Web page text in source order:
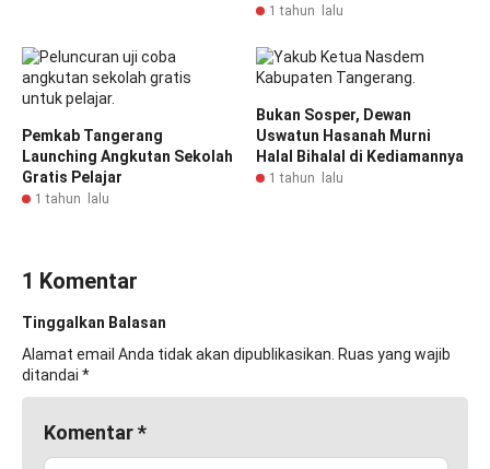
1 tahun lalu
Pemkab Tangerang
Launching Angkutan Sekolah
Gratis Pelajar
1 tahun lalu
Bukan Sosper, Dewan
Uswatun Hasanah Murni
Halal Bihalal di Kediamannya
1 tahun lalu
1 Komentar
Tinggalkan Balasan
Alamat email Anda tidak akan dipublikasikan. Ruas yang wajib
ditandai *
Komentar*